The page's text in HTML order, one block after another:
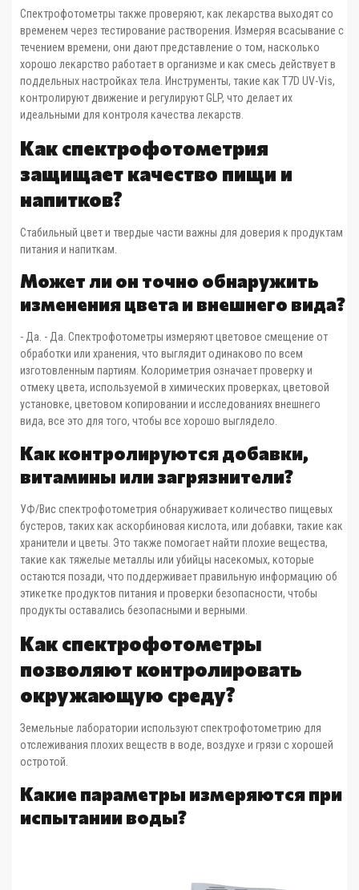
Спектрофотометры также проверяют, как лекарства выходят со
временем через тестирование растворения. Измеряя всасывание с
течением времени, они дают представление о том, насколько
хорошо лекарство работает в организме и как смесь действует в
поддельных настройках тела. Инструменты, такие как T7D UV-Vis,
контролируют движение и регулируют GLP, что делает их
идеальными для контроля качества лекарств.
Как спектрофотометрия
защищает качество пищи и
напитков?
Стабильный цвет и твердые части важны для доверия к продуктам
питания и напиткам.
Может ли он точно обнаружить
изменения цвета и внешнего вида?
- Да. - Да. Спектрофотометры измеряют цветовое смещение от
обработки или хранения, что выглядит одинаково по всем
изготовленным партиям. Колориметрия означает проверку и
отмеку цвета, используемой в химических проверках, цветовой
установке, цветовом копировании и исследованиях внешнего
вида, все это для того, чтобы все хорошо выглядело.
Как контролируются добавки,
витамины или загрязнители?
УФ/Вис спектрофотометрия обнаруживает количество пищевых
бустеров, таких как аскорбиновая кислота, или добавки, такие как
хранители и цветы. Это также помогает найти плохие вещества,
такие как тяжелые металлы или убийцы насекомых, которые
остаются позади, что поддерживает правильную информацию об
этикетке продуктов питания и проверки безопасности, чтобы
продукты оставались безопасными и верными.
Как спектрофотометры
позволяют контролировать
окружающую среду?
Земельные лаборатории используют спектрофотометрию для
отслеживания плохих веществ в воде, воздухе и грязи с хорошей
остротой.
Какие параметры измеряются при
испытании воды?